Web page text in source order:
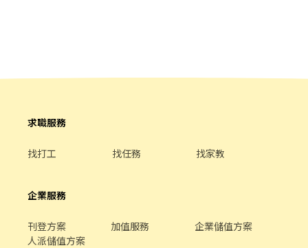
供你旅遊津貼 好好享受幸福人生 ◎ 詳細工作時間於面試時告知
求職服務
找打工 找任務 找家教
企業服務
刊登方案 加值服務
企業儲值方案
人派儲值方案